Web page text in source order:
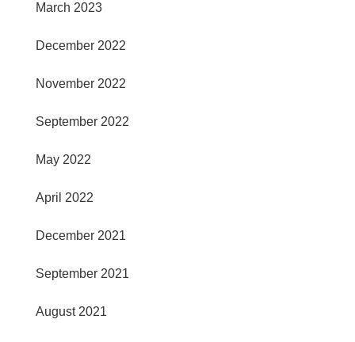
March 2023
December 2022
November 2022
September 2022
May 2022
April 2022
December 2021
September 2021
August 2021